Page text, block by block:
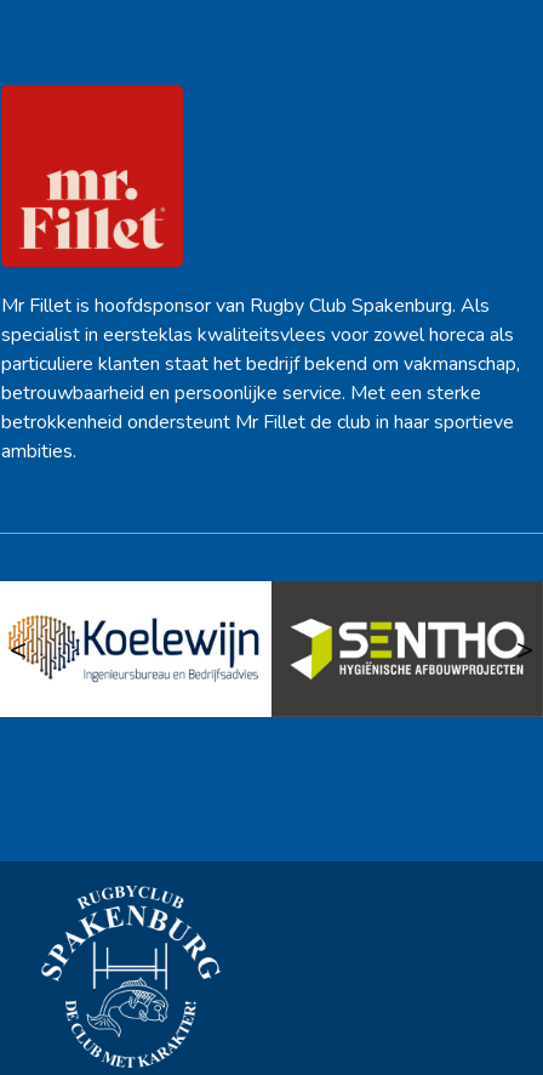
Mr Fillet is hoofdsponsor van Rugby Club Spakenburg. Als
specialist in eersteklas kwaliteitsvlees voor zowel horeca als
particuliere klanten staat het bedrijf bekend om vakmanschap,
betrouwbaarheid en persoonlijke service. Met een sterke
betrokkenheid ondersteunt Mr Fillet de club in haar sportieve
ambities.
< >